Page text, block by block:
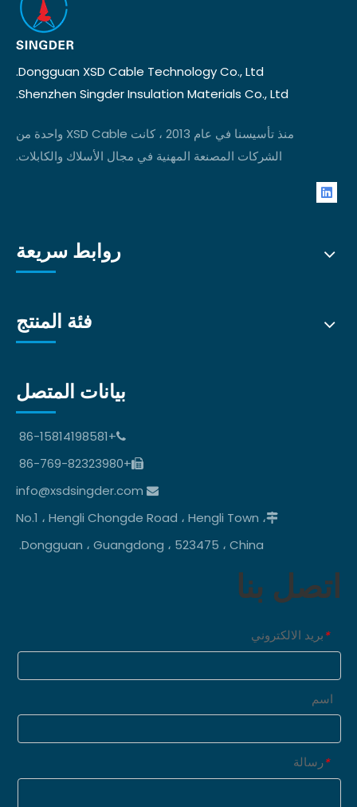
Dongguan XSD Cable Technology Co., Ltd.
Shenzhen Singder Insulation Materials Co., Ltd.
منذ تأسيسنا في عام 2013 ، كانت XSD Cable واحدة من
الشركات المصنعة المهنية في مجال الأسلاك والكابلات.
روابط سريعة
فئة المنتج
بيانات المتصل

+86-15814198581

+86-769-82323980

info@xsdsingder.com
No.1 ، Hengli Chongde Road ، Hengli Town ،
Dongguan ، Guangdong ، 523475 ، China.
اتصل بنا
*بريد الالكتروني
اسم
*رسالة